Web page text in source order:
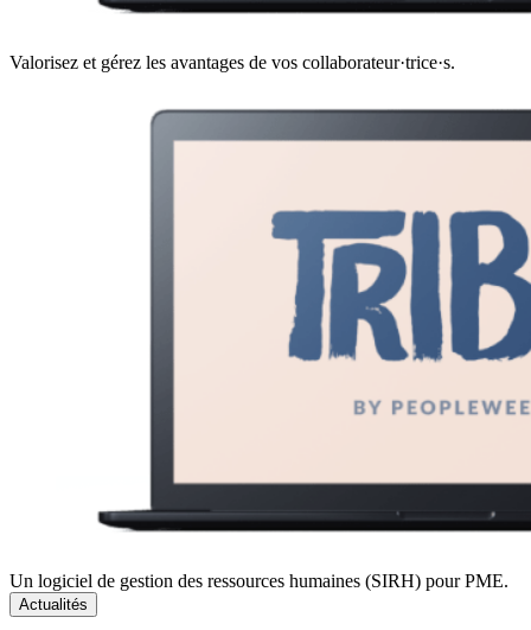
Valorisez et gérez les avantages de vos collaborateur·trice·s.
Un logiciel de gestion des ressources humaines (SIRH) pour PME.
Actualités